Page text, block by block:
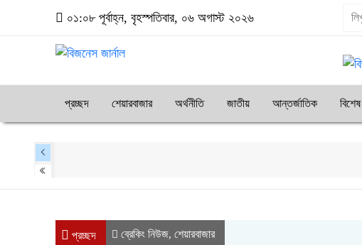
০১:০৮ পূর্বাহ্ন, বৃহস্পতিবার, ০৬ অগাস্ট ২০২৬
প্রচ্ছদ শেয়ারবাজার অর্থনীতি জাতীয় আন্তর্জাতিক
প্রচ্ছদ ব্রেকিং নিউজ, শেয়ারবাজার